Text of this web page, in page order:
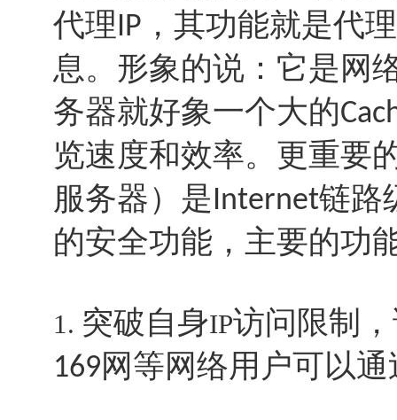
代理IP ，其功能就是代
息。形象的说：它是网
务器就好象一个大的
览速度和效率。更重要
服务器）是Internet链路
的安全功能，主要的功
1. 突破自身IP访问限制
169网等网络用户可以